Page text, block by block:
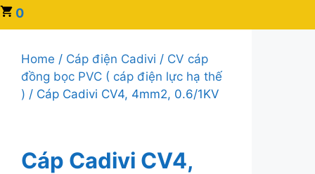
0
Home / Cáp điện Cadivi / CV cáp
đồng bọc PVC ( cáp điện lực hạ thế
) / Cáp Cadivi CV4, 4mm2, 0.6/1KV
Cáp Cadivi CV4,